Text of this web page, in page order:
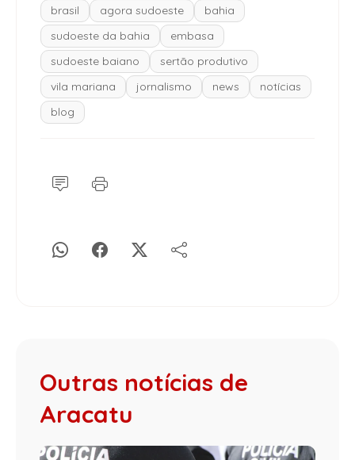
brasil agora sudoeste
bahia
sudoeste da bahia
embasa
sudoeste baiano
sertão produtivo
vila mariana
jornalismo news
notícias
blog
Outras notícias de
Aracatu